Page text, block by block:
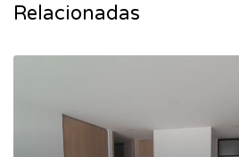
Relacionadas